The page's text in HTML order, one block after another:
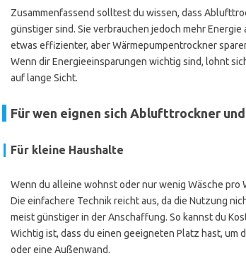
Zusammenfassend solltest du wissen, dass
günstiger sind. Sie verbrauchen jedoch mehr
etwas effizienter, aber Wärmepumpentrockner
Wenn dir Energieeinsparungen wichtig sind, lohnt
auf lange Sicht.
Für wen eignen sich Ablufttrockner
Für kleine Haushalte
Wenn du alleine wohnst oder nur wenig Wäsche
Die einfachere Technik reicht aus, da die Nutzung
meist günstiger in der Anschaffung. So kannst du
Wichtig ist, dass du einen geeigneten Platz hast,
oder eine Außenwand.